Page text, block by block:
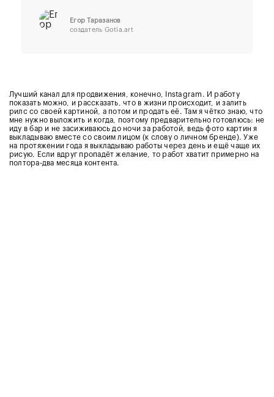
Егор Таразанов
создатель Gotia.art
Лучший канал для продвижения, конечно, Instagram. И работу
показать можно, и рассказать, что в жизни происходит, и залить
рилс со своей картиной, а потом и продать её. Там я чётко знаю, что
мне нужно выложить и когда, поэтому предварительно готовлюсь: не
иду в бар и не засиживаюсь до ночи за работой, ведь фото картин я
выкладываю вместе со своим лицом (к слову о личном бренде). Уже
на протяжении года я выкладываю работы через день и ещё чаще их
рисую. Если вдруг пропадёт желание, то работ хватит примерно на
полтора-два месяца контента.